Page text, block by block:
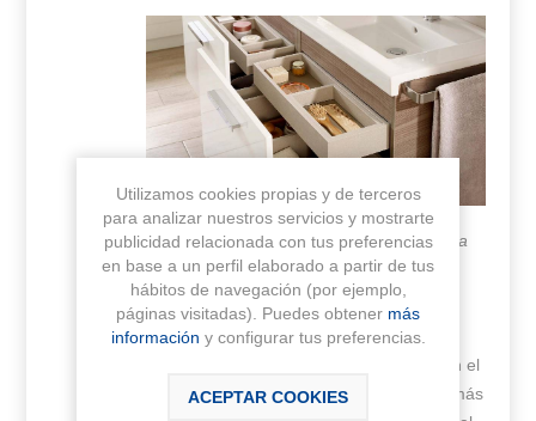
(Mueble con compartimentos ocultos de la
colección Prisma de Roca)
en el
mueble de nuestro baño conviven más
Utilizamos cookies propias y de terceros
para analizar nuestros servicios y mostrarte
publicidad relacionada con tus preferencias
en base a un perfil elaborado a partir de tus
hábitos de navegación (por ejemplo,
páginas visitadas). Puedes obtener más
información y configurar tus preferencias.
ACEPTAR COOKIES